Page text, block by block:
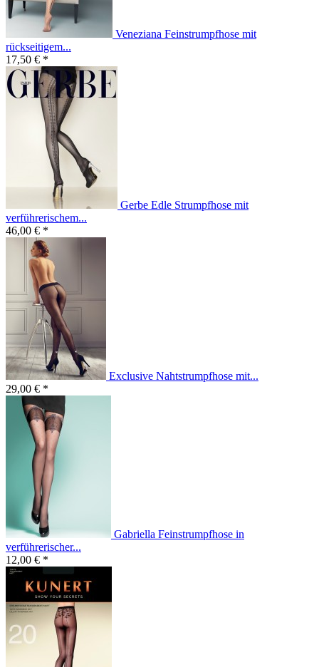
Veneziana Feinstrumpfhose mit
rückseitigem...
17,50 € *
Gerbe Edle Strumpfhose mit
verführerischem...
46,00 € *
Exclusive Nahtstrumpfhose mit...
29,00 € *
Gabriella Feinstrumpfhose in
verführerischer...
12,00 € *